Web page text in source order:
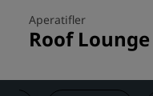
Aperatifler
Roof Lounge